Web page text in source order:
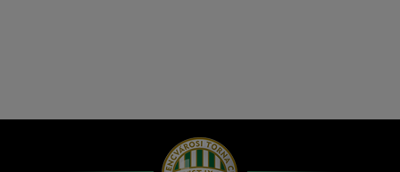
Hírek